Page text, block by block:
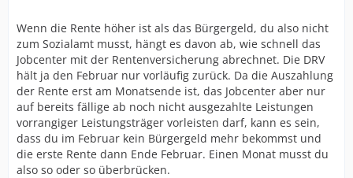
Wenn die Rente höher ist als das Bürgergeld, du also nicht
zum Sozialamt musst, hängt es davon ab, wie schnell das
Jobcenter mit der Rentenversicherung abrechnet. Die DRV
hält ja den Februar nur vorläufig zurück. Da die Auszahlung
der Rente erst am Monatsende ist, das Jobcenter aber nur
auf bereits fällige ab noch nicht ausgezahlte Leistungen
vorrangiger Leistungsträger vorleisten darf, kann es sein,
dass du im Februar kein Bürgergeld mehr bekommst und
die erste Rente dann Ende Februar. Einen Monat musst du
also so oder so überbrücken.